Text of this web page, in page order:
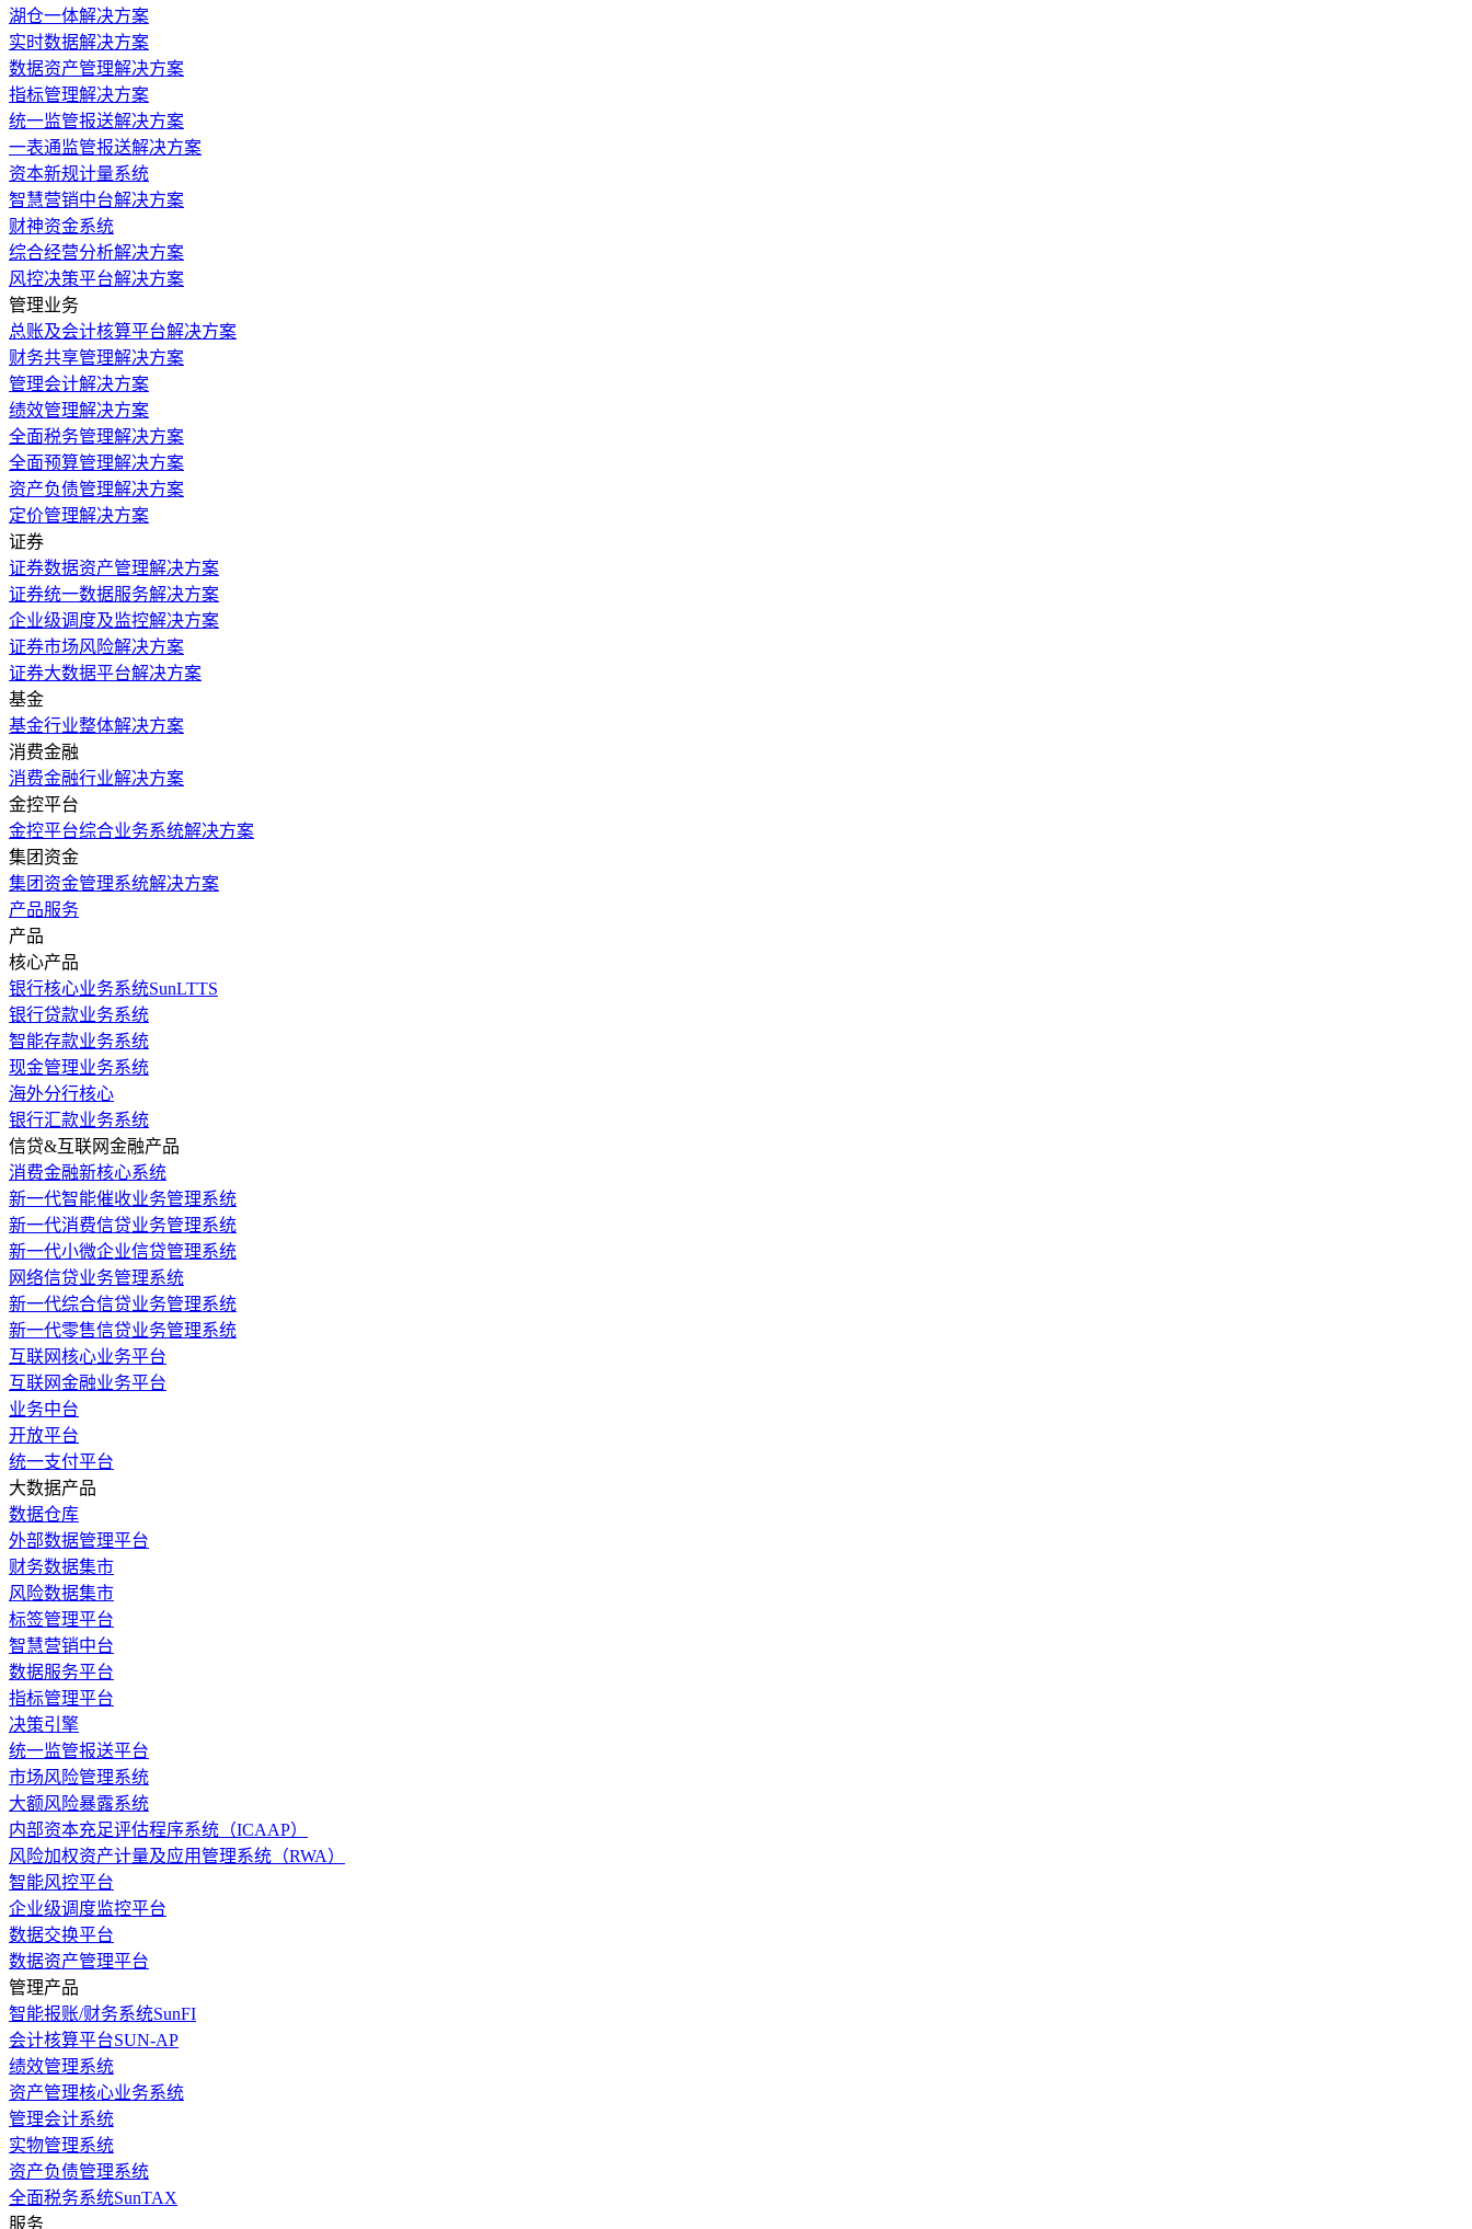
湖仓一体解决方案
实时数据解决方案
数据资产管理解决方案
指标管理解决方案
统一监管报送解决方案
一表通监管报送解决方案
资本新规计量系统
智慧营销中台解决方案
财神资金系统
综合经营分析解决方案
风控决策平台解决方案
管理业务
总账及会计核算平台解决方案
财务共享管理解决方案
管理会计解决方案
绩效管理解决方案
全面税务管理解决方案
全面预算管理解决方案
资产负债管理解决方案
定价管理解决方案
证券
证券数据资产管理解决方案
证券统一数据服务解决方案
企业级调度及监控解决方案
证券市场风险解决方案
证券大数据平台解决方案
基金
基金行业整体解决方案
消费金融
消费金融行业解决方案
金控平台
金控平台综合业务系统解决方案
集团资金
集团资金管理系统解决方案
产品服务
产品
核心产品
银行核心业务系统SunLTTS
银行贷款业务系统
智能存款业务系统
现金管理业务系统
海外分行核心
银行汇款业务系统
信贷&互联网金融产品
消费金融新核心系统
新一代智能催收业务管理系统
新一代消费信贷业务管理系统
新一代小微企业信贷管理系统
网络信贷业务管理系统
新一代综合信贷业务管理系统
新一代零售信贷业务管理系统
互联网核心业务平台
互联网金融业务平台
业务中台
开放平台
统一支付平台
大数据产品
数据仓库
外部数据管理平台
财务数据集市
风险数据集市
标签管理平台
智慧营销中台
数据服务平台
指标管理平台
决策引擎
统一监管报送平台
市场风险管理系统
大额风险暴露系统
内部资本充足评估程序系统（ICAAP）
风险加权资产计量及应用管理系统（RWA）
智能风控平台
企业级调度监控平台
数据交换平台
数据资产管理平台
管理产品
智能报账/财务系统SunFI
会计核算平台SUN-AP
绩效管理系统
资产管理核心业务系统
管理会计系统
实物管理系统
资产负债管理系统
全面税务系统SunTAX
服务